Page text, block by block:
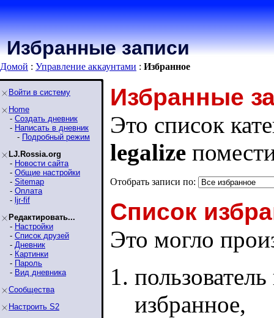
Избранные записи
Домой : Управление аккаунтами : Избранное
Войти в систему
Home
- Создать дневник
- Написать в дневник
- Подробный режим
LJ.Rossia.org
- Новости сайта
- Общие настройки
- Sitemap
- Оплата
- ljr-fif
Редактировать...
- Настройки
- Список друзей
- Дневник
- Картинки
- Пароль
- Вид дневника
Сообщества
Настроить S2
Избранные
Это список
legalize
Отобрать записи по:
Список
Это могло
избранное,